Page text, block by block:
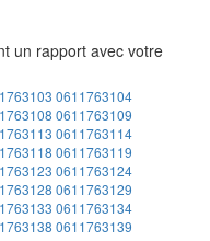
un rapport avec votre
0611763104
0611763109
0611763114
0611763119
0611763124
0611763129
0611763134
0611763139